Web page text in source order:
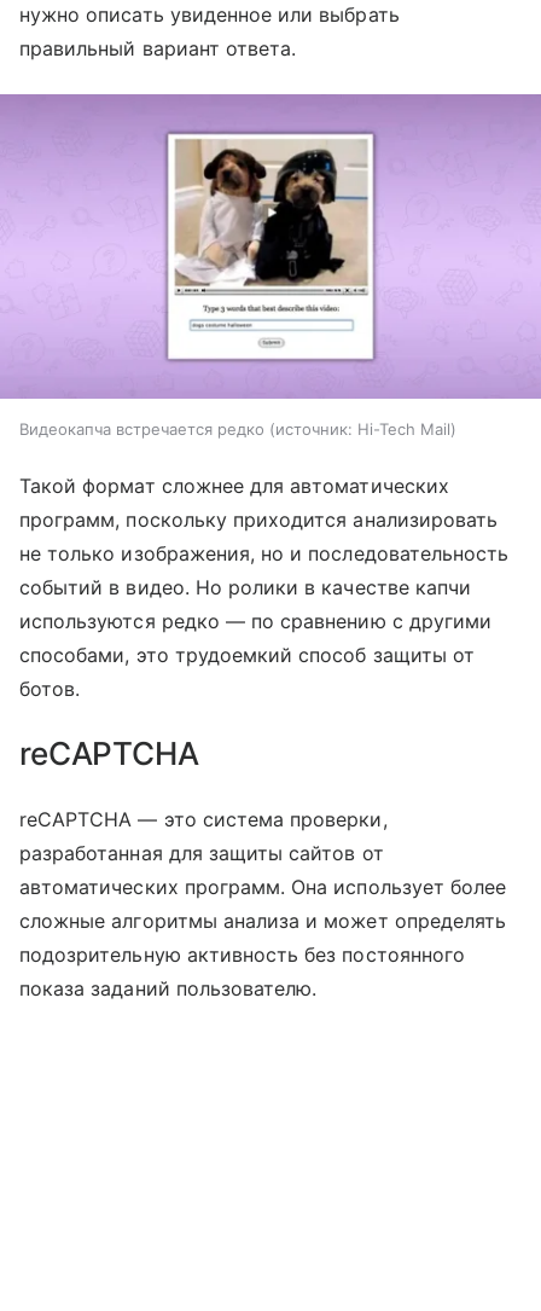
нужно описать увиденное или выбрать
правильный вариант ответа.
Видеокапча встречается редко источник: Hi-Tech Mail
Такой формат сложнее для автоматических
программ, поскольку приходится анализировать
не только изображения, но и последовательность
событий в видео. Но ролики в качестве капчи
используются редко — по сравнению с другими
способами, это трудоемкий способ защиты от
ботов.
reCAPTCHA
reCAPTCHA — это система проверки,
разработанная для защиты сайтов от
автоматических программ. Она использует более
сложные алгоритмы анализа и может определять
подозрительную активность без постоянного
показа заданий пользователю.